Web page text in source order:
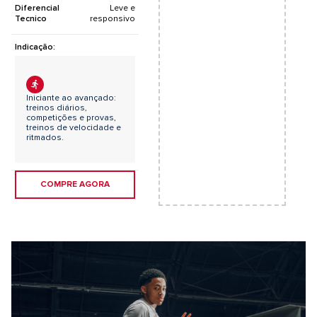
Diferencial
Tecnico
Leve e
responsivo
Indicação:
Iniciante ao avançado:
treinos diários,
competições e provas,
treinos de velocidade e
ritmados.
COMPRE AGORA